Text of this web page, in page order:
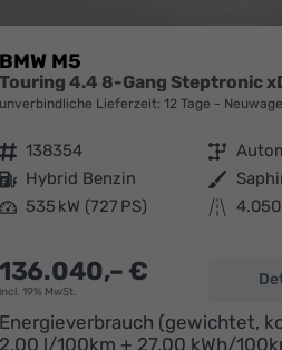
BMW M5
Touring 4.4 8-Gang Steptronic
unverbindliche Lieferzeit: 12 Tage
Fahrzeugnr. 138354 Getriebe
Kraftstoff Hybrid Benzin Außenfarbe
Leistung 535 kW (727 PS) Kilometerstand
136.040,– €
incl. 19% MwSt.
Energieverbrauch (gewichtet,
2,00 l/100km + 27,00 kWh/